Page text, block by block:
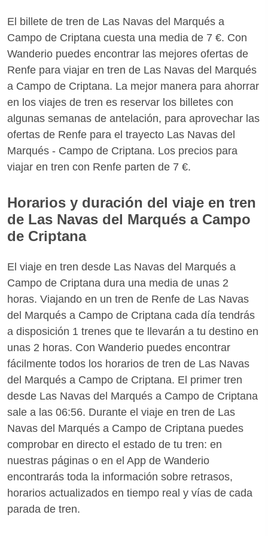
El billete de tren de Las Navas del Marqués a
Campo de Criptana cuesta una media de 7 €. Con
Wanderio puedes encontrar las mejores ofertas de
Renfe para viajar en tren de Las Navas del Marqués
a Campo de Criptana. La mejor manera para ahorrar
en los viajes de tren es reservar los billetes con
algunas semanas de antelación, para aprovechar las
ofertas de Renfe para el trayecto Las Navas del
Marqués - Campo de Criptana. Los precios para
viajar en tren con Renfe parten de 7 €.
Horarios y duración del viaje en tren
de Las Navas del Marqués a Campo
de Criptana
El viaje en tren desde Las Navas del Marqués a
Campo de Criptana dura una media de unas 2
horas. Viajando en un tren de Renfe de Las Navas
del Marqués a Campo de Criptana cada día tendrás
a disposición 1 trenes que te llevarán a tu destino en
unas 2 horas. Con Wanderio puedes encontrar
fácilmente todos los horarios de tren de Las Navas
del Marqués a Campo de Criptana. El primer tren
desde Las Navas del Marqués a Campo de Criptana
sale a las 06:56. Durante el viaje en tren de Las
Navas del Marqués a Campo de Criptana puedes
comprobar en directo el estado de tu tren: en
nuestras páginas o en el App de Wanderio
encontrarás toda la información sobre retrasos,
horarios actualizados en tiempo real y vías de cada
parada de tren.